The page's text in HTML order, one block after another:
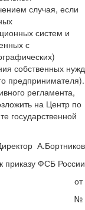
случая, если
систем и
с
собственных нужд
предпринимателя).
регламента,
на Центр по
государственной
А.Бортников
приказу ФСБ России
№